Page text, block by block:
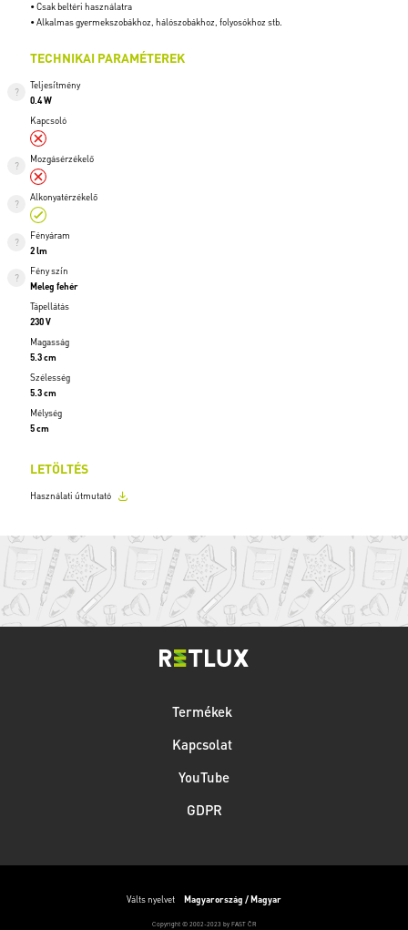
• Csak beltéri használatra
• Alkalmas gyermekszobákhoz, hálószobákhoz, folyosókhoz stb.
TECHNIKAI PARAMÉTEREK
Teljesítmény
0.4 W
Kapcsoló
Mozgásérzékelő
Alkonyatérzékelő
Fényáram
2 lm
Fény szín
Meleg fehér
Tápellátás
230 V
Magasság
5.3 cm
Szélesség
5.3 cm
Mélység
5 cm
LETÖLTÉS
Használati útmutató
Termékek
Kapcsolat
YouTube
GDPR
Válts nyelvet Magyarország / Magyar
Copyright © 2002-2023 by FAST ČR